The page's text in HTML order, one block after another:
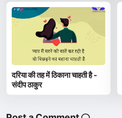
दरिया की तह में ठिकाना चाहती है -
संदीप ठाकुर